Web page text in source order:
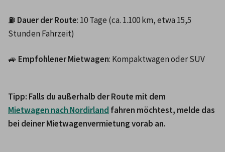
⛽ Dauer der Route: 10 Tage (ca. 1.100 km, etwa 15,5
Stunden Fahrzeit)
🚙 Empfohlener Mietwagen: Kompaktwagen oder SUV
Mietwagen nach Nordirland fahren möchtest, melde das
bei deiner Mietwagenvermietung vorab an.